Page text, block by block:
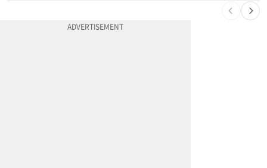
천하람, 현역 의원 최초 신병교육 입소…논산서 2박3일 생활